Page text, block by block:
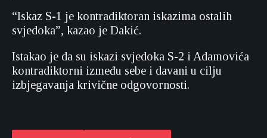
“Iskaz S-1 je kontradiktoran iskazima ostalih
svjedoka”, kazao je Dakić.
Istakao je da su iskazi svjedoka S-2 i Adamovića
kontradiktorni između sebe i davani u cilju
izbjegavanja krivične odgovornosti.